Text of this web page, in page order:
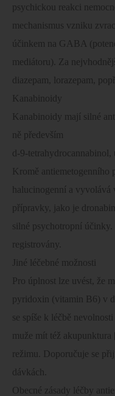
psychickou reakci
mechanismus vzniku
účinkem na GABA
mediátoru). Za
diazepam, lorazepam,
Kanabinoidy
Kanabinoidy mají silné
ně především
d-9-tetrahydrocannabinol,
Kromě antiemetogenního
halucinogenní a
přípravky, jako je
silné psychotropní
registrovány.
Jiné léčebné možnosti
Pro úplnost lze uvést, že
pyridoxin (vitamin B6) v
se spíše k léčbě
muže mít též
režimu. Doporučuje se
dávkách.
Obecné zásady léčby